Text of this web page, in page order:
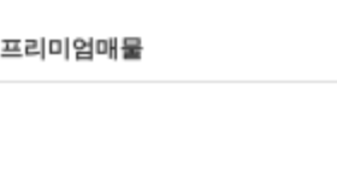
프리미엄매물